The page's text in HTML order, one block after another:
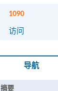
1090
访问
导航
摘要